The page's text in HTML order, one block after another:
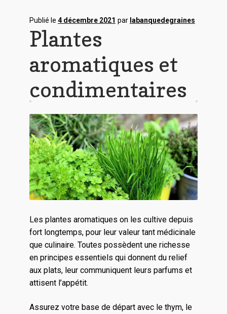
Publié le 4 décembre 2021 par labanquedegraines
Plantes
aromatiques et
condimentaires
Les plantes aromatiques on les cultive depuis
fort longtemps, pour leur valeur tant médicinale
que culinaire. Toutes possèdent une richesse
en principes essentiels qui donnent du relief
aux plats, leur communiquent leurs parfums et
attisent l’appétit.
Assurez votre base de départ avec le thym, le